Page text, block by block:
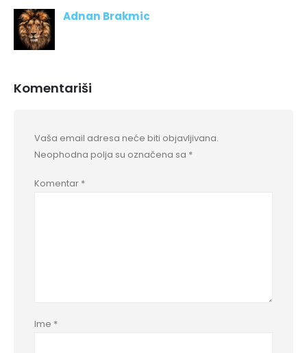
Adnan Brakmic
Komentariši
Vaša email adresa neće biti objavljivana.
Neophodna polja su označena sa *
Komentar *
Ime *